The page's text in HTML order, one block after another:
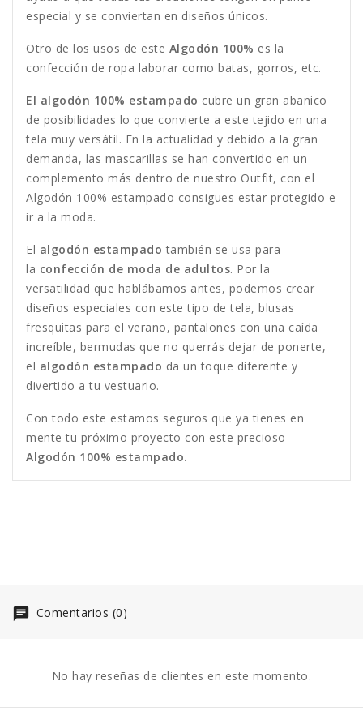
especial y se conviertan en diseños únicos.
Otro de los usos de este Algodón 100% es la
confección de ropa laborar como batas, gorros, etc.
El algodón 100% estampado cubre un gran abanico
de posibilidades lo que convierte a este tejido en una
tela muy versátil. En la actualidad y debido a la gran
demanda, las mascarillas se han convertido en un
complemento más dentro de nuestro Outfit, con el
Algodón 100% estampado consigues estar protegido e
ir a la moda.
El algodón estampado también se usa para
la confección de moda de adultos. Por la
versatilidad que hablábamos antes, podemos crear
diseños especiales con este tipo de tela, blusas
fresquitas para el verano, pantalones con una caída
increíble, bermudas que no querrás dejar de ponerte,
el algodón estampado da un toque diferente y
divertido a tu vestuario.
Con todo este estamos seguros que ya tienes en
mente tu próximo proyecto con este precioso
Algodón 100% estampado.
Comentarios (0)
No hay reseñas de clientes en este momento.